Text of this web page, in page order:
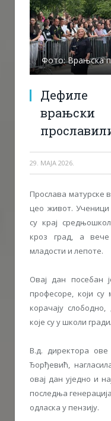
Фото: Врањска
Дефиле
врањски
29. МАЈА 2026.
Прослава матурске
цео живот. Ученици
су крај
кроз град, а вече
младости и лепоте.
Овај дан посебан
професоре, који
корачају
које су у школи
В.д. директора
Ђорђевић,
овај дан уједно и
последња
одласка у пензију.